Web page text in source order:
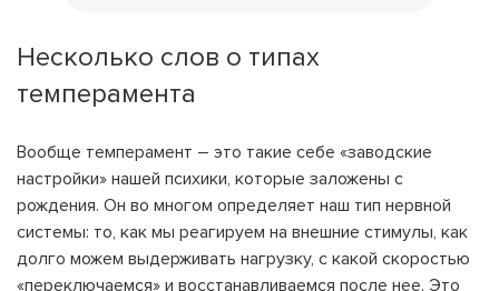
Несколько слов о типах
темперамента
Вообще темперамент – это такие себе «заводские
настройки» нашей психики, которые заложены с
рождения. Он во многом определяет наш тип нервной
системы: то, как мы реагируем на внешние стимулы, как
долго можем выдерживать нагрузку, с какой скоростью
«переключаемся» и восстанавливаемся после нее. Это